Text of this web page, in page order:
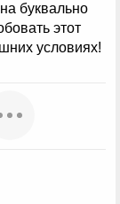
буквально
этот
условиях!